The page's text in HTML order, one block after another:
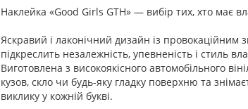
Наклейка «Good Girls GTH» — вибір тих, хто має
Яскравий і лаконічний дизайн із провокаційним
підкреслить незалежність, упевненість і стиль
Виготовлена з високоякісного автомобільного
кузов, скло чи будь-яку гладку поверхню та
виклику у кожній букві.